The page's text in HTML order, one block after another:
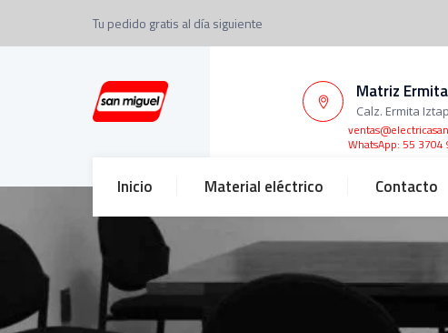
Tu pedido gratis al día siguiente
Matriz Ermita
Calz. Ermita
WhatsApp: 55 3704
Inicio Material eléctrico Contacto